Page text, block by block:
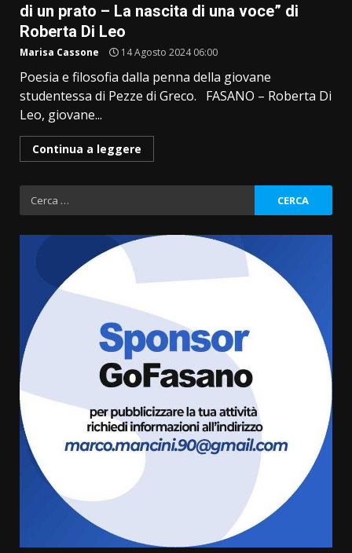
di un prato – La nascita di una voce” di
Roberta Di Leo
Marisa Cassone 14 Agosto 2024 06:00
Poesia e filosofia dalla penna della giovane
studentessa di Pezze di Greco. FASANO – Roberta Di
Leo, giovane...
Continua a leggere
Ricerca
per:
Fasanese ferito a colpi di arma
da fuoco
6 Agosto 2026 18:13
Carta d’identità: continua il piano
di aperture straordinarie del
Comune di Fasano